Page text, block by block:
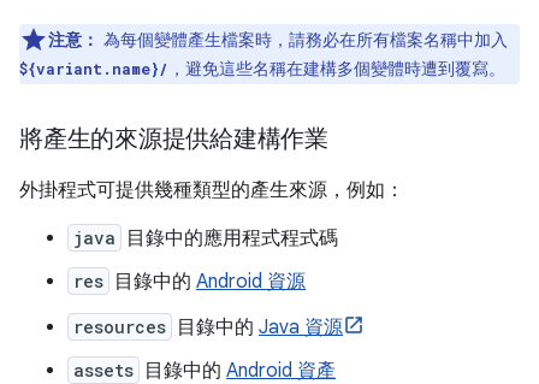
注意： 為每個變體產生檔案時，請務必在所有檔案名稱中加入
${variant.name}/ ，避免這些名稱在建構多個變體時遭到覆寫。
將產生的來源提供給建構作業
外掛程式可提供幾種類型的產生來源，例如：
java 目錄中的應用程式程式碼
res 目錄中的 Android 資源
resources 目錄中的 Java 資源
assets 目錄中的 Android 資產